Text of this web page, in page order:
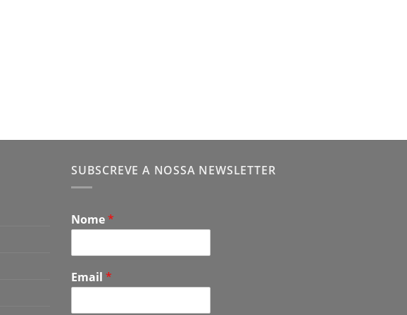
SUBSCREVE A NOSSA NEWSLETTER
Nome *
Email *